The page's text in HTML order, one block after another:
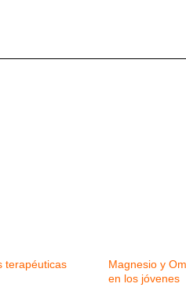
terapéuticas
Magnesio y
en los jóvenes